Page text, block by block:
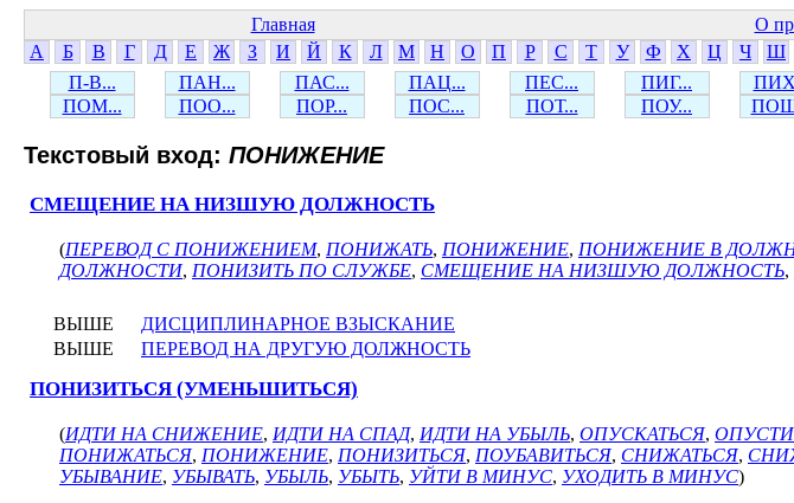
Главная О
А
Б В Г Д Е Ж З И Й К Л М Н О П Р С Т У Ф Х Ц Ч Ш
П-В...
ПАН... ПАС... ПАЦ... ПЕС... ПИГ...
ПОМ...
ПОО... ПОР... ПОС... ПОТ... ПОУ...
Текстовый вход: ПОНИЖЕНИЕ
СМЕЩЕНИЕ НА НИЗШУЮ ДОЛЖНОСТЬ
(ПЕРЕВОД С ПОНИЖЕНИЕМ, ПОНИЖАТЬ, ПОНИЖЕНИЕ, ПОНИЖЕНИЕ В
ДОЛЖНОСТИ, ПОНИЗИТЬ ПО СЛУЖБЕ, СМЕЩЕНИЕ НА НИЗШУЮ ДОЛЖНОСТЬ,
ВЫШЕ
ДИСЦИПЛИНАРНОЕ ВЗЫСКАНИЕ
ВЫШЕ
ПЕРЕВОД НА ДРУГУЮ ДОЛЖНОСТЬ
ПОНИЗИТЬСЯ (УМЕНЬШИТЬСЯ)
(ИДТИ НА СНИЖЕНИЕ, ИДТИ НА СПАД, ИДТИ НА УБЫЛЬ, ОПУСКАТЬСЯ,
ПОНИЖАТЬСЯ, ПОНИЖЕНИЕ, ПОНИЗИТЬСЯ, ПОУБАВИТЬСЯ, СНИЖАТЬСЯ,
УБЫВАНИЕ, УБЫВАТЬ, УБЫЛЬ, УБЫТЬ, УЙТИ В МИНУС, УХОДИТЬ В МИНУС)